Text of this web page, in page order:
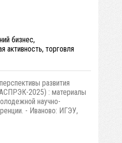
бизнес,
активность, торговля
развития
2025) : материалы
научно-
- Иваново: ИГЭУ,